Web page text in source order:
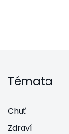
Témata
Chuť
Zdraví